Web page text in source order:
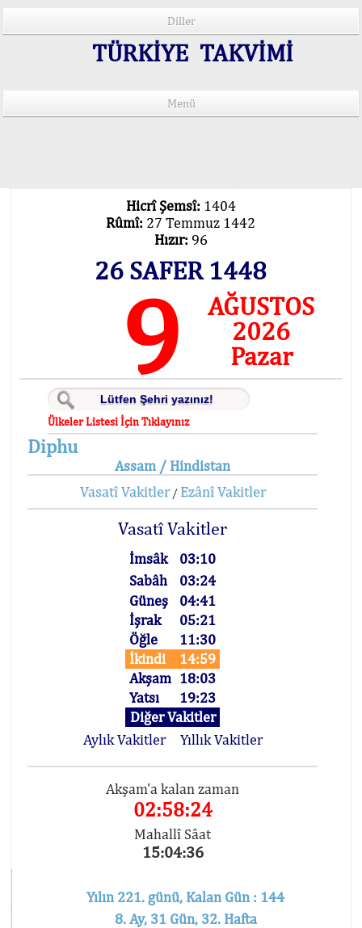
Diller
TÜRKİYE TAKVİMİ
Menü
Hicrî Şemsî: 1404
Rûmî: 27 Temmuz 1442
Hızır: 96
26 SAFER 1448
9
AĞUSTOS
2026
Pazar
Ülkeler Listesi İçin Tıklayınız
Diphu
Assam / Hindistan
Vasatî Vakitler/ Ezânî Vakitler
Vasatî Vakitler
İmsâk
03:10
Sabâh
03:24
Güneş
04:41
İşrak
05:21
Öğle
11:30
İkindi
14:59
Akşam 18:03
Yatsı
19:23
Diğer Vakitler
Aylık Vakitler
Yıllık Vakitler
Akşam'a kalan zaman
02:58:24
Mahallî Sâat
15:04:36
Yılın 221. günü, Kalan Gün : 144
8. Ay, 31 Gün, 32. Hafta